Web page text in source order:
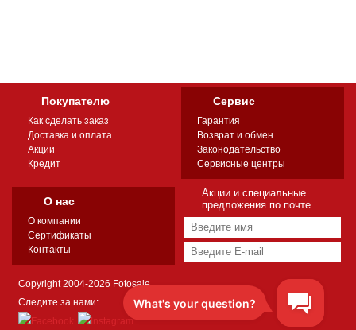
Покупателю
Как сделать заказ
Доставка и оплата
Акции
Кредит
Сервис
Гарантия
Возврат и обмен
Законодательство
Сервисные центры
О нас
О компании
Сертификаты
Контакты
Акции и специальные
предложения по почте
Copyright 2004-2026 Fotosale
Следите за нами: